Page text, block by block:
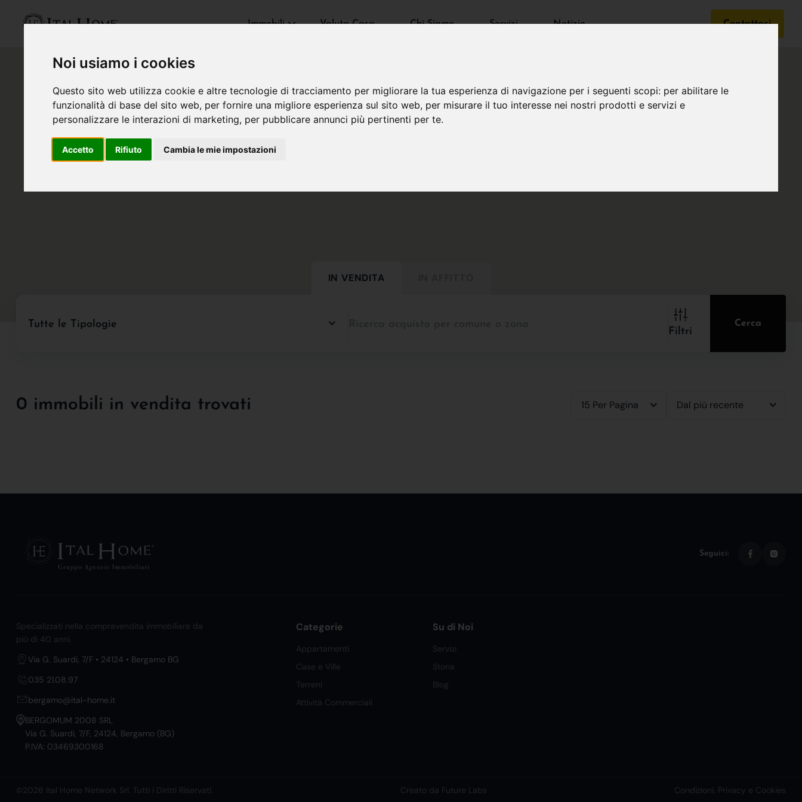
Noi usiamo i cookies
Questo sito web utilizza cookie e altre tecnologie di tracciamento per migliorare la tua esperienza di navigazione per i seguenti scopi: per abilitare le
funzionalità di base del sito web, per fornire una migliore esperienza sul sito web, per misurare il tuo interesse nei nostri prodotti e servizi e
personalizzare le interazioni di marketing, per pubblicare annunci più pertinenti per te.
Accetto Rifiuto Cambia le mie impostazioni
Immobili Valuta Casa Chi Siamo Servizi Notizie Contattaci
IN VENDITA
Tutte le Tipologie
Filtri
Cerca
0 immobili in vendita trovati 15 Per Pagina Dal più recente
Seguici:
Specializzati nella compravendita immobiliare da
più di 40 anni.
Via G. Suardi, 7/F • 24124 • Bergamo BG
035 21.08.97
bergamo@ital-home.it
BERGOMUM 2008 SRL
Via G. Suardi, 7/F, 24124, Bergamo (BG)
P.IVA: 03469300168
Categorie
Appartamenti
Case e Ville
Terreni
Attività Commerciali
Su di Noi
Servizi
Storia
Blog
©2026 Ital Home Network Srl. Tutti i Diritti Riservati. Creato da Future Labs Condizioni, Privacy e Cookies